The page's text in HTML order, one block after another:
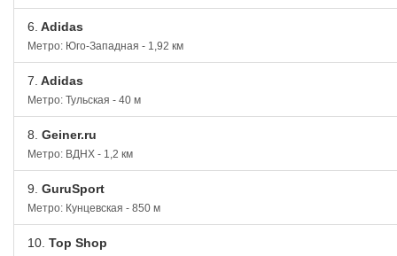
6. Adidas
Метро: Юго-Западная - 1,92 км
7. Adidas
Метро: Тульская - 40 м
8. Geiner.ru
Метро: ВДНХ - 1,2 км
9. GuruSport
Метро: Кунцевская - 850 м
10. Top Shop